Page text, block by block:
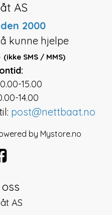
AS
2000
kunne hjelpe
(ikke SMS / MMS)
15.00
14.00
post@nettbaat.no
by Mystore.no
AS